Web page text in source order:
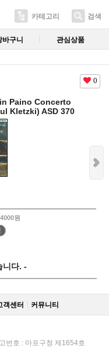
카테고리 검색
바구니 관심상품
0
Paino Concerto
Kletzki) ASD 370
원
니다. -
객센터 커뮤니티
번호 : 마포구청 제1654호